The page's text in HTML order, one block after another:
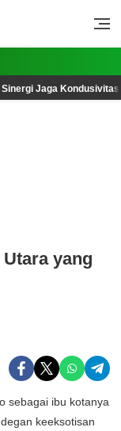
Jaga
yang
sebagai ibu kotanya
keeksotisan